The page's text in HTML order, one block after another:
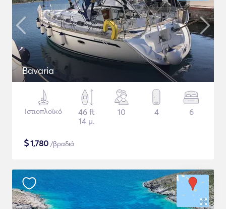
Bavaria
Ιστιοπλοϊκό
46 ft
14 μ.
10 4 6
$1,780 /βραδιά